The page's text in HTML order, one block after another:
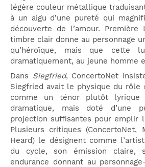
légère couleur métallique
à un aigu d’une pureté qui
découverte de l’amour.
timbre clair donne au personnage
qu’héroïque, mais que cette
dramatiquement, au jeune homme
Dans Siegfried, ConcertoNet
Siegfried avait le physique du rôle
comme un ténor plutôt lyrique
dramatique, mais doté d’une
projection suffisantes pour emplir
Plusieurs critiques (ConcertoNet,
Heard) le désignent comme
du cycle, son émission claire,
endurance donnant au